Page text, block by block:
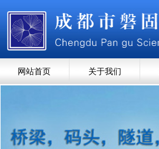
网站首页 关于我们